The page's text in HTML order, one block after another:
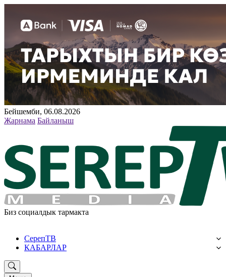
Бейшемби, 06.08.2026
Жарнама Байланыш
Биз социалдык тармакта
СерепТВ
КАБАРЛАР